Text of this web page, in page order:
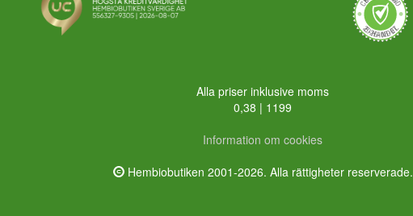
Alla priser inklusive moms
0,38 | 1199
Information om cookies
Hembiobutiken 2001-2026. Alla rättigheter reserverade.